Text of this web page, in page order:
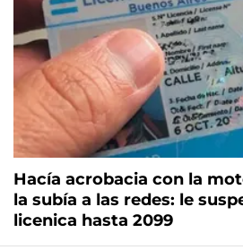
Hacía acrobacia con la
la subía a las redes: le
licenica hasta 2099